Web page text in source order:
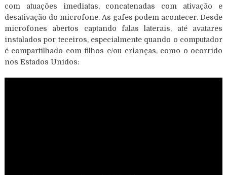
com atuações imediatas, concatenadas com ativação e
desativação do microfone. As gafes podem acontecer. Desde
microfones abertos captando falas laterais, até avatares
instalados por teceiros, especialmente quando o computador
é compartilhado com filhos e/ou crianças, como o ocorrido
nos Estados Unidos: